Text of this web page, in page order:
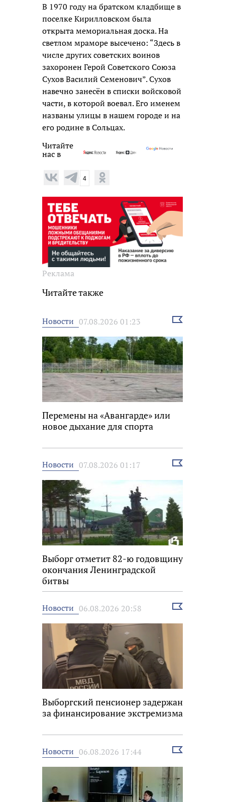
В 1970 году на братском кладбище в
поселке Кирилловском была
открыта мемориальная доска. На
светлом мраморе высечено: “Здесь в
числе других советских воинов
захоронен Герой Советского Союза
Сухов Василий Семенович”. Сухов
навечно занесён в списки войсковой
части, в которой воевал. Его именем
названы улицы в нашем городе и на
его родине в Сольцах.
Читайте
нас в
4
Реклама
Читайте также
Новости 07.08.2026 01:23
Выбрать
Перемены на «Авангарде» или
новое дыхание для спорта
Новости 07.08.2026 01:17
Выбрать
Выборг отметит 82-ю годовщину
окончания Ленинградской
битвы
Новости 06.08.2026 20:58
Выбрать
Выборгский пенсионер задержан
за финансирование экстремизма
Новости 06.08.2026 17:44
Выбрать